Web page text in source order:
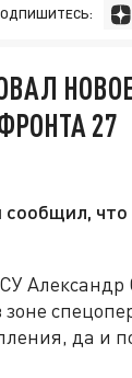
27
сообщил,
да и